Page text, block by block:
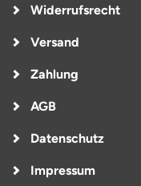
Widerrufsrecht
Versand
Zahlung
AGB
Datenschutz
Impressum